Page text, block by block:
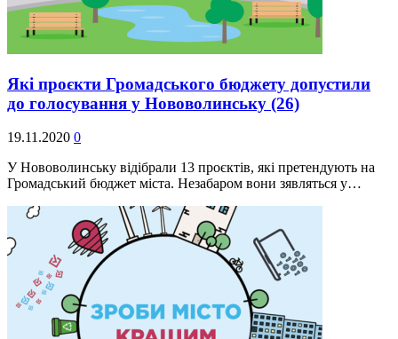
Які проєкти Громадського бюджету допустили
до голосування у Нововолинську (26)
19.11.2020 0
У Нововолинську відібрали 13 проєктів, які претендують на
Громадський бюджет міста. Незабаром вони зявляться у…